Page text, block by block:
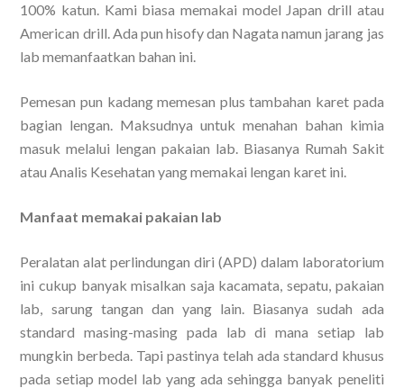
100% katun. Kami biasa memakai model Japan drill atau
American drill. Ada pun hisofy dan Nagata namun jarang jas
lab memanfaatkan bahan ini.
Pemesan pun kadang memesan plus tambahan karet pada
bagian lengan. Maksudnya untuk menahan bahan kimia
masuk melalui lengan pakaian lab. Biasanya Rumah Sakit
atau Analis Kesehatan yang memakai lengan karet ini.
Manfaat memakai pakaian lab
Peralatan alat perlindungan diri (APD) dalam laboratorium
ini cukup banyak misalkan saja kacamata, sepatu, pakaian
lab, sarung tangan dan yang lain. Biasanya sudah ada
standard masing-masing pada lab di mana setiap lab
mungkin berbeda. Tapi pastinya telah ada standard khusus
pada setiap model lab yang ada sehingga banyak peneliti